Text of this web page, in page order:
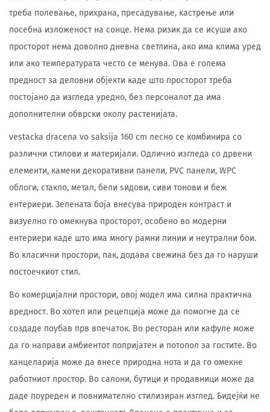
треба полевање, прихрана, пресадување, кастрење или
посебна изложеност на сонце. Нема ризик да се исуши ако
просторот нема доволно дневна светлина, ако има клима уред
или ако температурата често се менува. Ова е голема
предност за деловни објекти каде што просторот треба
постојано да изгледа уредно, без персоналот да има
дополнителни обврски околу растенијата.
vestacka dracena vo saksija 160 cm лесно се комбинира со
различни стилови и материјали. Одлично изгледа со дрвени
елементи, камени декоративни панели, PVC панели, WPC
облоги, стакло, метал, бели ѕидови, сиви тонови и беж
ентериери. Зелената боја внесува природен контраст и
визуелно го омекнува просторот, особено во модерни
ентериери каде што има многу рамни линии и неутрални бои.
Во класични простори, пак, додава свежина без да го наруши
постоечкиот стил.
Во комерцијални простори, овој модел има силна практична
вредност. Во хотел или рецепција може да помогне да се
создаде поубав прв впечаток. Во ресторан или кафуле може
да го направи амбиентот попријатен и потопол за гостите. Во
канцеларија може да внесе природна нота и да го омекне
работниот простор. Во салони, бутици и продавници може да
даде поуреден и повнимателно стилизиран изглед. Бидејќи не